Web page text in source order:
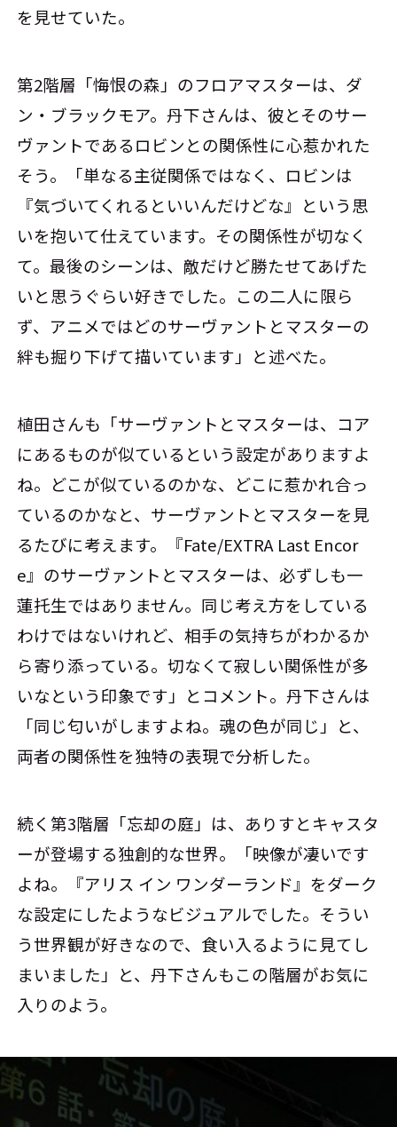
を見せていた。
第2階層「悔恨の森」のフロアマスターは、ダ
ン・ブラックモア。丹下さんは、彼とそのサー
ヴァントであるロビンとの関係性に心惹かれた
そう。「単なる主従関係ではなく、ロビンは
『気づいてくれるといいんだけどな』という思
いを抱いて仕えています。その関係性が切なく
て。最後のシーンは、敵だけど勝たせてあげた
いと思うぐらい好きでした。この二人に限ら
ず、アニメではどのサーヴァントとマスターの
絆も掘り下げて描いています」と述べた。
植田さんも「サーヴァントとマスターは、コア
にあるものが似ているという設定がありますよ
ね。どこが似ているのかな、どこに惹かれ合っ
ているのかなと、サーヴァントとマスターを見
るたびに考えます。『Fate/EXTRA Last Encor
e』のサーヴァントとマスターは、必ずしも一
蓮托生ではありません。同じ考え方をしている
わけではないけれど、相手の気持ちがわかるか
ら寄り添っている。切なくて寂しい関係性が多
いなという印象です」とコメント。丹下さんは
「同じ匂いがしますよね。魂の色が同じ」と、
両者の関係性を独特の表現で分析した。
続く第3階層「忘却の庭」は、ありすとキャスタ
ーが登場する独創的な世界。「映像が凄いです
よね。『アリス イン ワンダーランド』をダーク
な設定にしたようなビジュアルでした。そうい
う世界観が好きなので、食い入るように見てし
まいました」と、丹下さんもこの階層がお気に
入りのよう。